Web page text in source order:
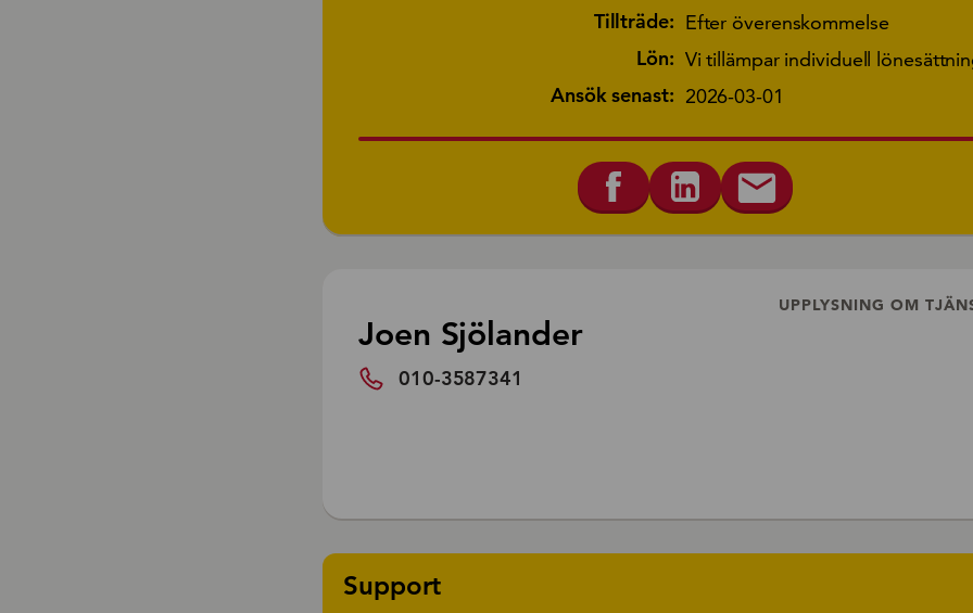
Tillträde: Efter överenskommelse
Lön: Vi tillämpar individuell
Ansök senast: 2026-03-01
UPPLYSNING OM
Joen Sjölander
010-3587341
Support